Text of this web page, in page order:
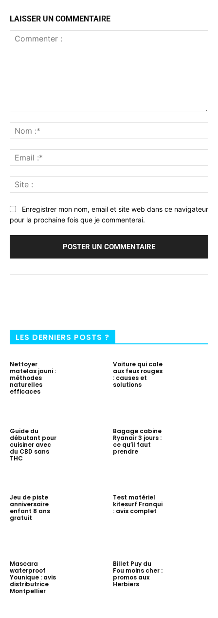
LAISSER UN COMMENTAIRE
:*
:*
:
Enregistrer mon nom, email et site web dans ce navigateur
pour la prochaine fois que je commenterai.
LES DERNIERS POSTS ?
Nettoyer
matelas jauni :
méthodes
naturelles
efficaces
Voiture qui cale
aux feux rouges
: causes et
solutions
Guide du
débutant pour
cuisiner avec
du CBD sans
THC
Bagage cabine
Ryanair 3 jours :
ce qu’il faut
prendre
Jeu de piste
anniversaire
enfant 8 ans
gratuit
Test matériel
kitesurf Franqui
: avis complet
Mascara
waterproof
Younique : avis
distributrice
Montpellier
Billet Puy du
Fou moins cher :
promos aux
Herbiers